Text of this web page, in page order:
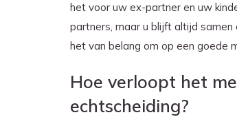
het voor uw ex-partner en uw
partners, maar u blijft altijd samen
het van belang om op een goede
Hoe verloopt het
echtscheiding?